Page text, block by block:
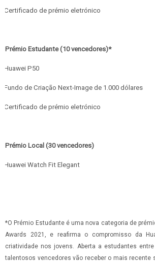
Certificado de prémio eletrónico
Prémio Estudante (10 vencedores)*
Huawei P50
Fundo de Criação Next-Image de 1.000 dólares
Certificado de prémio eletrónico
Prémio Local (30 vencedores)
Huawei Watch Fit Elegant
*O Prémio Estudante é uma nova categoria de
Awards 2021, e reafirma o compromisso da
criatividade nos jovens. Aberta a estudantes
talentosos vencedores vão receber o mais recente